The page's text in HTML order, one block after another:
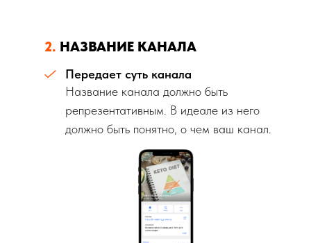
2. НАЗВАНИЕ КАНАЛА
Передает суть канала
Название канала должно быть
репрезентативным. В идеале из него
должно быть понятно, о чем ваш канал.